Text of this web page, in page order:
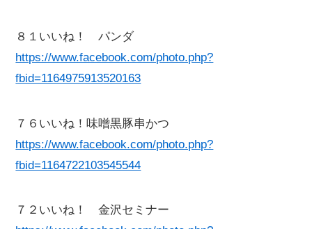
８１いいね！ パンダ
https://www.facebook.com/photo.php?
fbid=1164975913520163
７６いいね！味噌黒豚串かつ
https://www.facebook.com/photo.php?
fbid=1164722103545544
７２いいね！ 金沢セミナー